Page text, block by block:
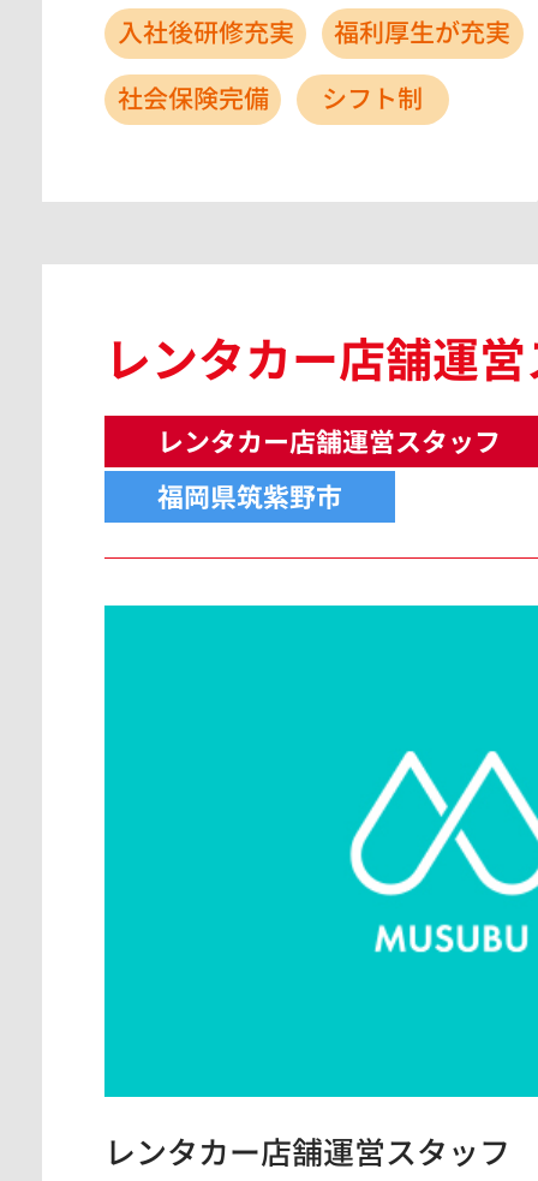
入社後研修充実
福利厚生が充実
社会保険完備
シフト制
レンタカー店舗運
レンタカー店舗運営スタッフ
福岡県筑紫野市
レンタカー店舗運営スタッフ